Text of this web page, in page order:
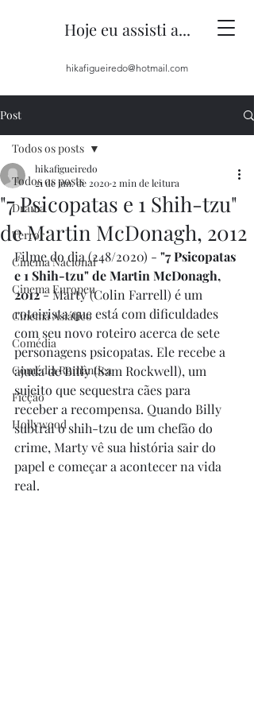
Hoje eu assisti a...
hikafigueiredo@hotmail.com
Post
Todos os posts
Drama
Terror
Cinema Nacional
Cinema Europeu
Cinema Asiático
Comédia
Comédia Romântica
Ficção
Hollywood
Todos os posts
"7 Psicopatas e 1 Shih-tzu"
de Martin McDonagh, 2012
hikafigueiredo
21 de jun. de 2020 2 min de leitura
Filme do dia (248/2020) - "7 Psicopatas
e 1 Shih-tzu" de Martin McDonagh,
2012 - Marty (Colin Farrell) é um
roteirista que está com dificuldades
com seu novo roteiro acerca de sete
personagens psicopatas. Ele recebe a
ajuda de Billy (Sam Rockwell), um
sujeito que sequestra cães para
receber a recompensa. Quando Billy
subtrai o shih-tzu de um chefão do
crime, Marty vê sua história sair do
papel e começar a acontecer na vida
real.